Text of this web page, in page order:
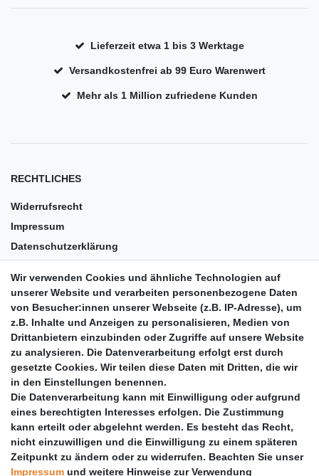
Lieferzeit etwa 1 bis 3 Werktage
Versandkostenfrei ab 99 Euro Warenwert
Mehr als 1 Million zufriedene Kunden
RECHTLICHES
Widerrufsrecht
Impressum
Datenschutzerklärung
Barrierefreiheit
Anleitungen
Vertrag widerrufen
PARTNER
DHL
GLS
PaketPLUS
Wir verwenden Cookies und ähnliche Technologien auf
unserer Website und verarbeiten personenbezogene Daten
von Besucher:innen unserer Webseite (z.B. IP-Adresse), um
z.B. Inhalte und Anzeigen zu personalisieren, Medien von
Drittanbietern einzubinden oder Zugriffe auf unsere Website
zu analysieren. Die Datenverarbeitung erfolgt erst durch
gesetzte Cookies. Wir teilen diese Daten mit Dritten, die wir
in den Einstellungen benennen.
Die Datenverarbeitung kann mit Einwilligung oder aufgrund
eines berechtigten Interesses erfolgen. Die Zustimmung
kann erteilt oder abgelehnt werden. Es besteht das Recht,
nicht einzuwilligen und die Einwilligung zu einem späteren
Zeitpunkt zu ändern oder zu widerrufen. Beachten Sie unser
Impressum und weitere Hinweise zur Verwendung